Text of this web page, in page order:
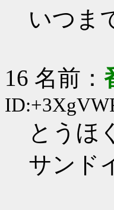
いつま
16 名前：
とうほ
サンド